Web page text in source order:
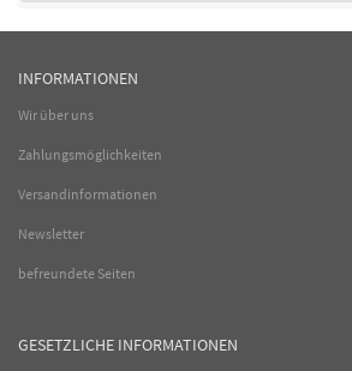
INFORMATIONEN
Wir über uns
Zahlungsmöglichkeiten
Versandinformationen
Newsletter
befreundete Seiten
GESETZLICHE INFORMATIONEN